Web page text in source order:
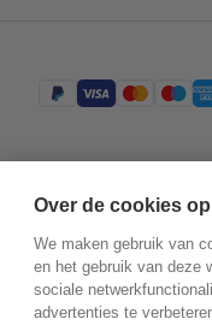
Over de cookies
We maken gebruik van
en het gebruik van deze
sociale
advertenties te